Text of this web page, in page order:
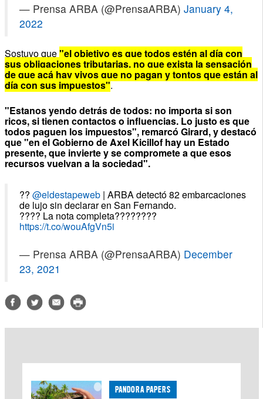
— Prensa ARBA (@PrensaARBA) January 4,
2022
Sostuvo que"el objetivo es que todos estén al día con
sus obligaciones tributarias, no que exista la sensación
de que acá hay vivos que no pagan y tontos que están al
día con sus impuestos".
"Estanos yendo detrás de todos: no importa si son
ricos, si tienen contactos o influencias. Lo justo es que
todos paguen los impuestos", remarcó Girard, y destacó
que "en el Gobierno de Axel Kicillof hay un Estado
presente, que invierte y se compromete a que esos
recursos vuelvan a la sociedad".
?? @eldestapeweb| ARBA detectó 82 embarcaciones
de lujo sin declarar en San Fernando.
???? La nota completa????????
https://t.co/wouAfgVn5i
— Prensa ARBA (@PrensaARBA) December
23, 2021
PANDORA PAPERS